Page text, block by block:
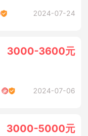
2024-07-24
3000-3600元
2024-07-06
3000-5000元